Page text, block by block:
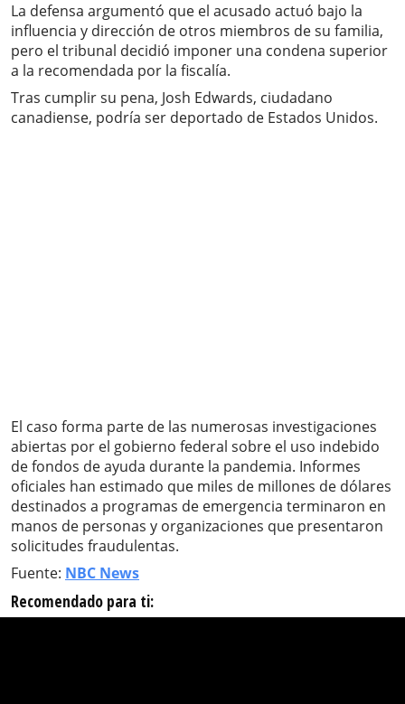
La defensa argumentó que el acusado actuó bajo la
influencia y dirección de otros miembros de su familia,
pero el tribunal decidió imponer una condena superior
a la recomendada por la fiscalía.
Tras cumplir su pena, Josh Edwards, ciudadano
canadiense, podría ser deportado de Estados Unidos.
El caso forma parte de las numerosas investigaciones
abiertas por el gobierno federal sobre el uso indebido
de fondos de ayuda durante la pandemia. Informes
oficiales han estimado que miles de millones de dólares
destinados a programas de emergencia terminaron en
manos de personas y organizaciones que presentaron
solicitudes fraudulentas.
Fuente: NBC News
Recomendado para ti: